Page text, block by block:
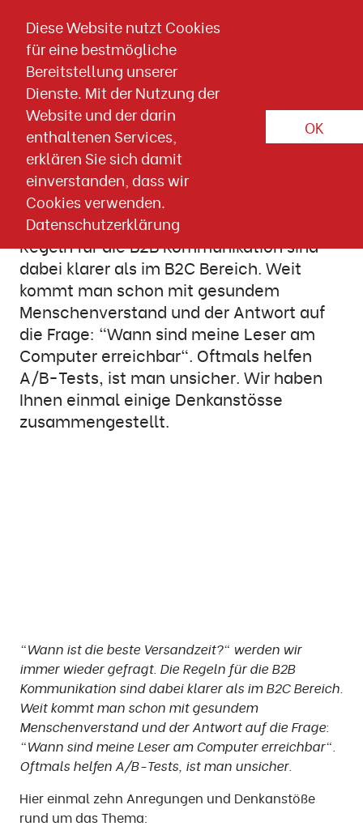
Diese Website nutzt Cookies
für eine bestmögliche
Bereitstellung unserer
Dienste. Mit der Nutzung der
Website und der darin
enthaltenen Services,
erklären Sie sich damit
einverstanden, dass wir
Cookies verwenden.
Datenschutzerklärung
OK
Artikel-Detailseite
10. SEPTEMBER 2020
Wissen & Downloads Marketing Automation
Der beste Versandzeitpunkt
"Wann ist die beste Versandzeit?"
werden wir immer wieder gefragt. Die
Regeln für die B2B Kommunikation sind
dabei klarer als im B2C Bereich. Weit
kommt man schon mit gesundem
Menschenverstand und der Antwort auf
die Frage: "Wann sind meine Leser am
Computer erreichbar". Oftmals helfen
A/B-Tests, ist man unsicher. Wir haben
Ihnen einmal einige Denkanstösse
zusammengestellt.
"Wann ist die beste Versandzeit?" werden wir
immer wieder gefragt. DieRegeln für die B2B
Kommunikation sind dabei klarer als im B2C Bereich.
Weit kommt man schon mitgesundem
Menschenverstandund der Antwort auf die Frage:
"Wann sind meine Leser am Computer erreichbar".
Oftmals helfen A/B-Tests, ist man unsicher.
Hier einmal zehn Anregungen und Denkanstöße
rund um das Thema: